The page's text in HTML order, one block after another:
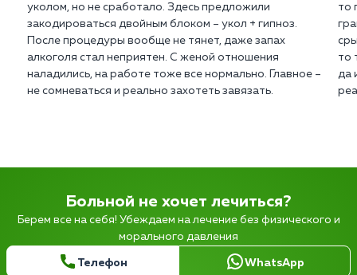
уколом, но не сработало. Здесь предложили
закодироваться двойным блоком – укол + гипноз.
После процедуры вообще не тянет, даже запах
алкоголя стал неприятен. С женой отношения
наладились, на работе тоже все нормально. Главное –
не сомневаться и реально захотеть завязать.
то
то
да
Больной не хочет лечиться?
Берем все на себя! Убеждаем на лечение без физического и
морального давления
Телефон WhatsApp